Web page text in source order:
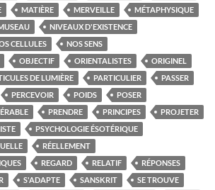
MATIÈRE MERVEILLE
MÉTAPHYSIQUE
NIVEAUX D'EXISTENCE
CELLULES
NOS SENS
OBJECTIF ORIENTALISTES
ORIGINEL
DE LUMIÈRE PARTICULIER
PASSER
PERCEVOIR POIDS
POSER
PRENDRE PRINCIPES
PROJETER
PSYCHOLOGIE ÉSOTÉRIQUE
RÉELLEMENT
REGARD RELATIF
RÉPONSES
S'ADAPTE SANSKRIT
SE TROUVE